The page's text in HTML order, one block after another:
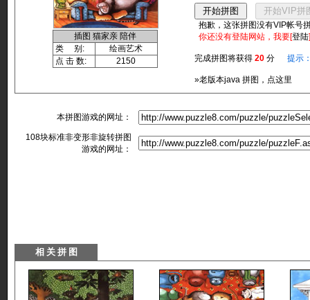
插图 猫家亲 陪伴
类 别:
绘画艺术
点 击 数:
2150
抱歉，这张拼图没有VIP帐号
你还没有登陆网站，我要[登陆
完成拼图将获得 20 分 提示
»老版本java 拼图，点这里
本拼图游戏的网址：
108块标准非变形非旋转拼图
游戏的网址：